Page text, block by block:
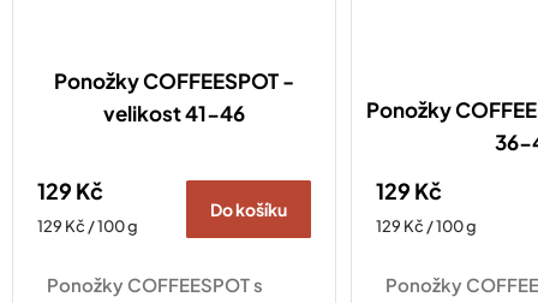
Ponožky COFFEESPOT -
velikost 41-46
129 Kč
Měrná
129 Kč / 100 g
Do košíku
Ponožky COFFEESPOT s
Ponožky
36-
129 Kč
Měrná
129 Kč / 100 g
Ponožky